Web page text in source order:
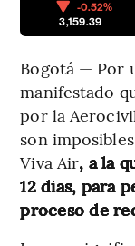
-0.52%
3,159.39
Bogotá — Por
manifestado
por la
son
Viva Air, a la
12 días, para
proceso de